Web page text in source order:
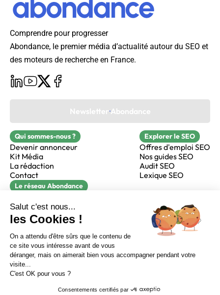
Sur LinkedIn Sur Youtube
Sur X Sur Facebook
Newsletter Abondance
Comprendre pour progresser
Abondance, le premier média d’actualité autour du SEO et
des moteurs de recherche en France.
Newsletter Abondance
Qui sommes-nous ?
Devenir annonceur
Kit Média
La rédaction
Contact
Explorer le SEO
Offres d'emploi SEO
Nos guides SEO
Audit SEO
Lexique SEO
Le réseau Abondance
Réacteur
alfie formation
CGV